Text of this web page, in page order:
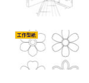
工作型紙